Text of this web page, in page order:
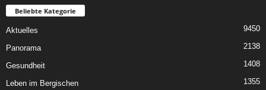
Beliebte Kategorie
Aktuelles 9450
Panorama 2138
Gesundheit 1408
Leben im Bergischen 1355